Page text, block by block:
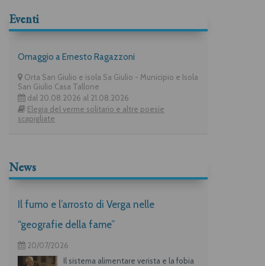
Eventi
Omaggio a Ernesto Ragazzoni
Orta San Giulio e isola Sa Giulio - Municipio e Isola
San Giulio Casa Tallone
dal 20.08.2026 al 21.08.2026
Elegia del verme solitario e altre poesie
scapigliate
News
Il fumo e l’arrosto di Verga nelle
“geografie della fame”
20/07/2026
Il sistema alimentare verista e la fobia